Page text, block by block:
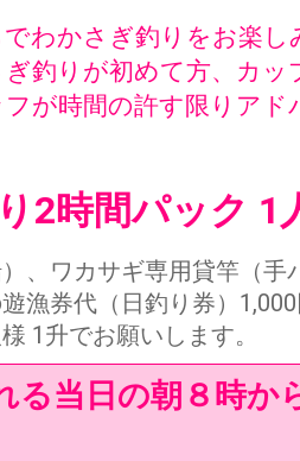
わかさぎ釣りをお楽
釣りが初めて方、カ
が時間の許す限りア
2時間パック 1
、ワカサギ専用貸竿（
漁券代（日釣り券）
1升でお願いします。
る当日の朝８時か